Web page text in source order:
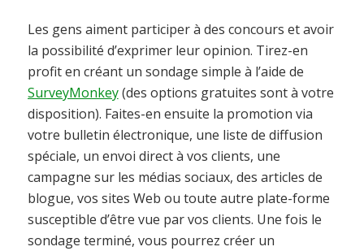
Les gens aiment participer à des concours et avoir
la possibilité d’exprimer leur opinion. Tirez-en
profit en créant un sondage simple à l’aide de
SurveyMonkey(des options gratuites sont à votre
disposition). Faites-en ensuite la promotion via
votre bulletin électronique, une liste de diffusion
spéciale, un envoi direct à vos clients, une
campagne sur les médias sociaux, des articles de
blogue, vos sites Web ou toute autre plate-forme
susceptible d’être vue par vos clients. Une fois le
sondage terminé, vous pourrez créer un